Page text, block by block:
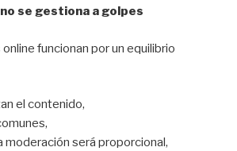
se gestiona a golpes
funcionan por un equilibrio
el contenido,
moderación será proporcional,